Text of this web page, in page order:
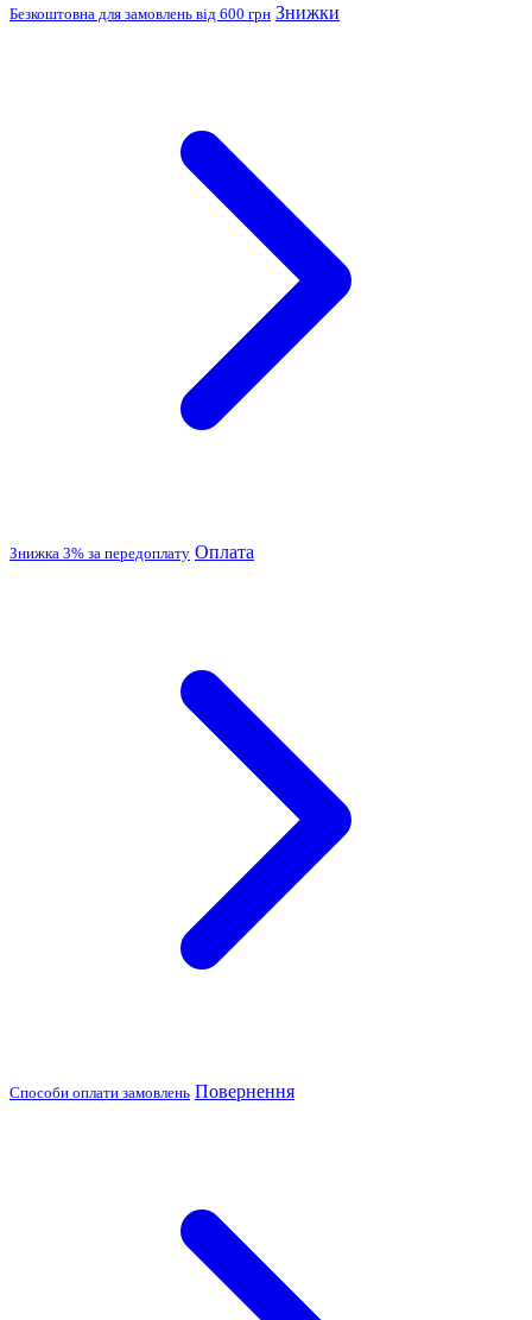
Безкоштовна для замовлень від 600 грн Знижки
Знижка 3% за передоплату Оплата
Способи оплати замовлень Повернення